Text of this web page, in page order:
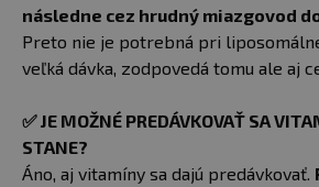
následne cez hrudný miazgovod
Preto nie je potrebná pri
veľká dávka, zodpovedá tomu ale aj
✅ JE MOŽNÉ PREDÁVKOVAŤ SA
STANE?
Áno, aj vitamíny sa dajú predávkovať.